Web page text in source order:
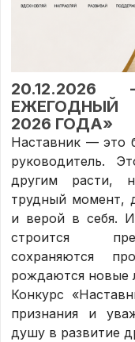
ЕЖЕГОДНЫЙ
2026 ГОДА»
Наставник — это
руководитель.
другим расти,
трудный момент,
и верой в себя.
строится
сохраняются
рождаются новые
Конкурс
признания и
душу в развитие